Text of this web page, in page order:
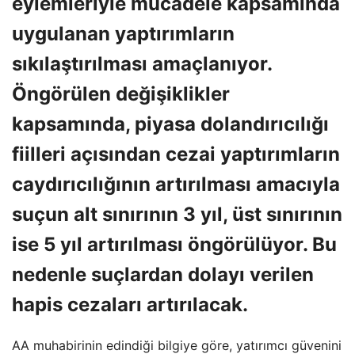
uygulanan yaptırımların
sıkılaştırılması amaçlanıyor.
Öngörülen değişiklikler
kapsamında, piyasa dolandırıcılığı
fiilleri açısından cezai yaptırımların
caydırıcılığının artırılması amacıyla
suçun alt sınırının 3 yıl, üst sınırının
ise 5 yıl artırılması öngörülüyor. Bu
nedenle suçlardan dolayı verilen
hapis cezaları artırılacak.
AA muhabirinin edindiği bilgiye göre, yatırımcı güvenini